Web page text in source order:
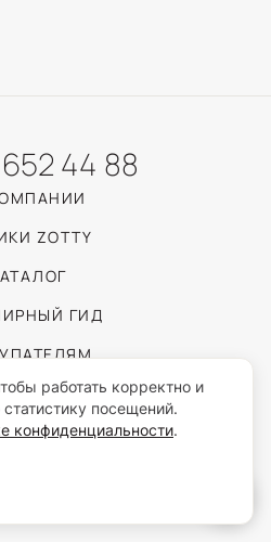
44 88
ZOTTY
ГИД
с обработкой персональных данных
· ИП Самойлова И.С.
работать корректно и
посещений.
конфиденциальности.